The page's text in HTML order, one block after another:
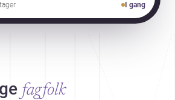
I gang
fagfolk